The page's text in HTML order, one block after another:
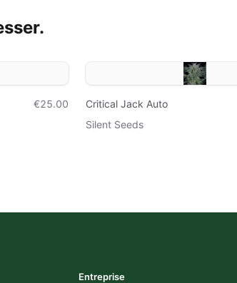
€25.00
Critical Jack Auto
Silent Seeds
Entreprise